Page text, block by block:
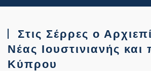
Στις Σέρρες ο
Νέας Ιουστινιανής και
Κύπρου